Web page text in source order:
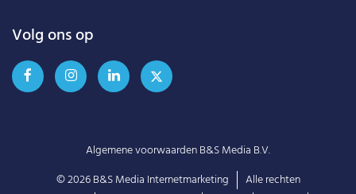
Volg ons op
Algemene voorwaarden B&S Media B.V.
© 2026B&S Media Internetmarketing
Alle rechten